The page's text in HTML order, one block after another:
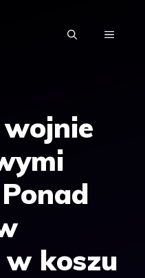
MENU
koszu